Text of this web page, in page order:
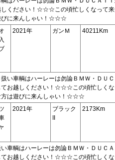
ください！☆☆☆この頃忙しくなって
びに来んしゃい！☆☆☆
2021年 ガンＭ 40211Km
車輌はハーレーは勿論ＢＭＷ・ＤＵ
お越しください！☆☆☆この頃忙しく
方は遊びに来んしゃい！☆☆☆
2021年
ブラック
II
2173Km
輌はハーレーは勿論ＢＭＷ・ＤＵＣ
お越しください！☆☆☆この頃忙しく